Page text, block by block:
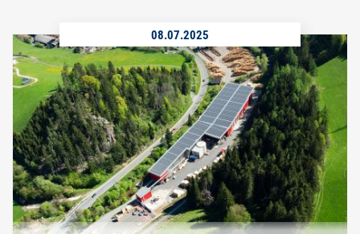
08.07.2025